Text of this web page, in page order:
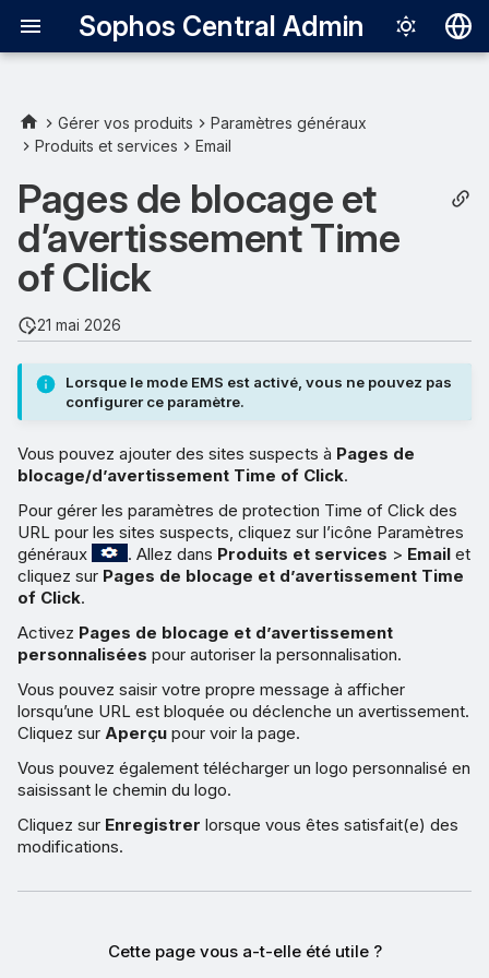
Sophos Central Admin
Italiano
中文（繁體）
Gérer vos produits
Paramètres généraux
Produits et services
Email
Pages de blocage et
d’avertissement Time
of Click
21 mai 2026
Lorsque le mode EMS est activé, vous ne pouvez pas
configurer ce paramètre.
Vous pouvez ajouter des sites suspects à Pages de
blocage/d’avertissement Time of Click.
Pour gérer les paramètres de protection Time of Click des
URL pour les sites suspects, cliquez sur l’icône Paramètres
généraux
. Allez dans Produits et services > Email et
cliquez sur Pages de blocage et d’avertissement Time
of Click.
Activez Pages de blocage et d’avertissement
personnalisées pour autoriser la personnalisation.
Vous pouvez saisir votre propre message à afficher
lorsqu’une URL est bloquée ou déclenche un avertissement.
Cliquez sur Aperçu pour voir la page.
Vous pouvez également télécharger un logo personnalisé en
saisissant le chemin du logo.
Cliquez sur Enregistrer lorsque vous êtes satisfait(e) des
modifications.
Cette page vous a-t-elle été utile ?